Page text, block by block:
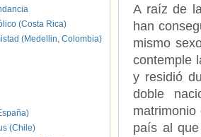
A raíz de
han
mismo
contemple
y residió
doble
país al
(Costa Rica)
(Medellin, Colombia)
(Chile)